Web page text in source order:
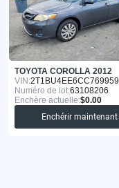
TOYOTA COROLLA 2012
VIN:2T1BU4EE6CC769959
Numéro de lot:63108206
Enchère actuelle:$0.00
Enchérir maintenant